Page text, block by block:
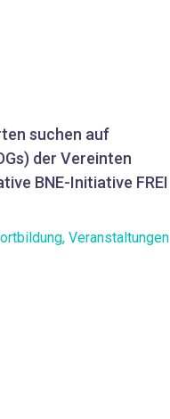
suchen auf
der Vereinten
BNE-Initiative FREI
, Veranstaltungen